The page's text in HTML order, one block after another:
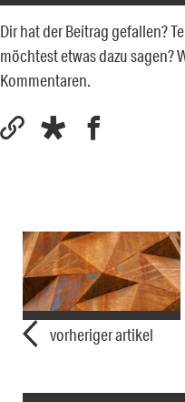
Dir hat der Beitrag gefallen?
möchtest etwas dazu sagen?
Kommentaren.
vorheriger artikel